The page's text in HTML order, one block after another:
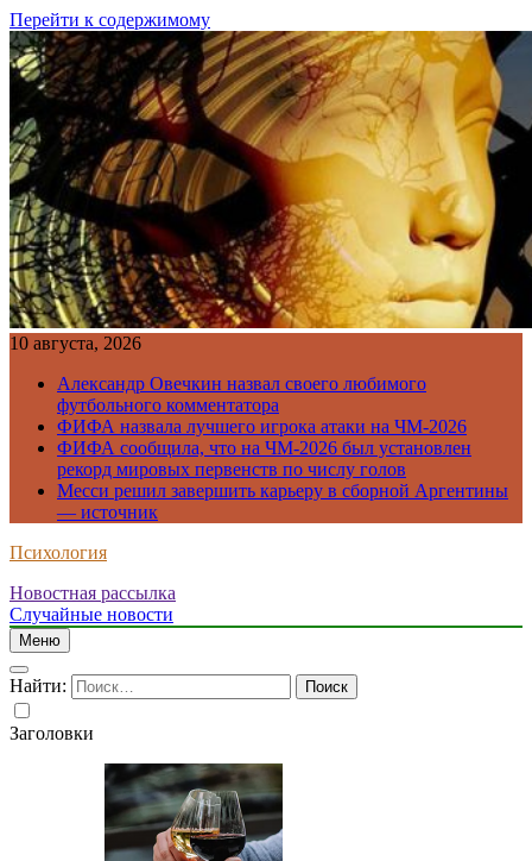
Перейти к содержимому
10 августа, 2026
Александр Овечкин назвал своего любимого
футбольного комментатора
ФИФА назвала лучшего игрока атаки на ЧМ-2026
ФИФА сообщила, что на ЧМ-2026 был установлен
рекорд мировых первенств по числу голов
Месси решил завершить карьеру в сборной Аргентины
— источник
Психология
Новостная рассылка
Случайные новости
Меню
Найти:
Заголовки